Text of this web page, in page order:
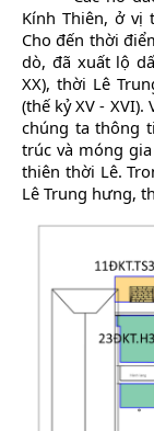
Kính Thiên, ở vị
Cho đến thời
dò, đã xuất lộ
XX), thời Lê
(thế kỷ XV -
chúng ta thông
trúc và móng
thiên thời Lê.
Lê Trung hưng,